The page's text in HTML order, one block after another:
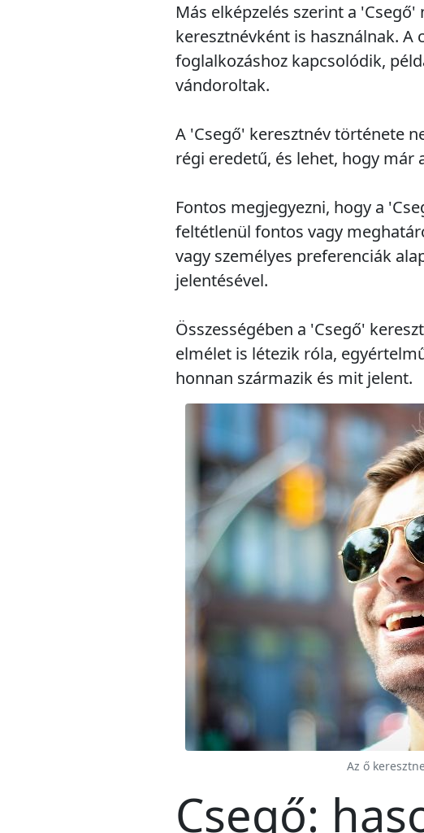
Más elképzelés szerint a
keresztnévként is használnak. A
foglalkozáshoz kapcsolódik,
vándoroltak.
A 'Csegő' keresztnév története
régi eredetű, és lehet, hogy már
Fontos megjegyezni, hogy a
feltétlenül fontos vagy
vagy személyes preferenciák
jelentésével.
Összességében a 'Csegő'
elmélet is létezik róla,
honnan származik és mit jelent.
Az ő
Csegő: